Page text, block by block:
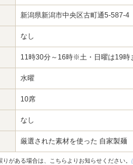
新潟県新潟市中央区古町通5-587-4
なし
11時30分～16時※土・日曜は19時
水曜
10席
なし
厳選された素材を使った 自家製麺
がある場合は、こちらよりお知らせください。